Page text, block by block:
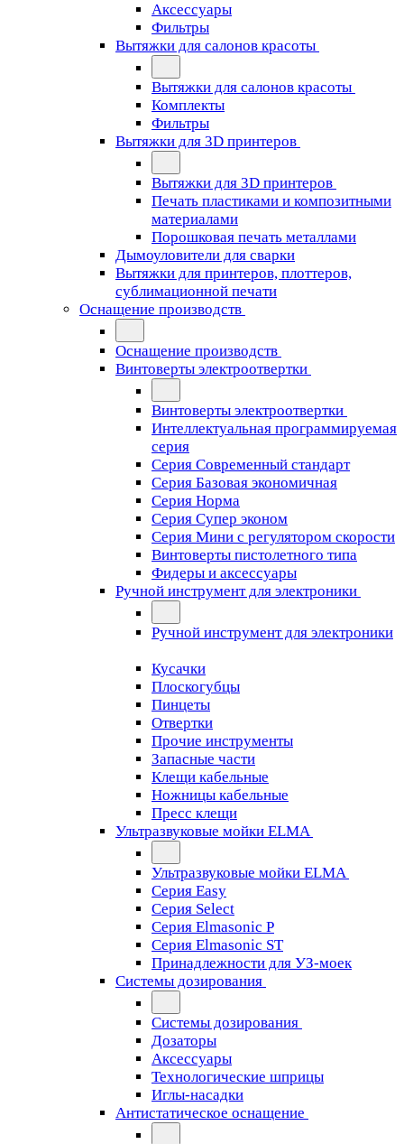
Аксессуары
Фильтры
Вытяжки для салонов красоты
Вытяжки для салонов красоты
Комплекты
Фильтры
Вытяжки для 3D принтеров
Вытяжки для 3D принтеров
Печать пластиками и композитными
материалами
Порошковая печать металлами
Дымоуловители для сварки
Вытяжки для принтеров, плоттеров,
сублимационной печати
Оснащение производств
Оснащение производств
Винтоверты электроотвертки
Винтоверты электроотвертки
Интеллектуальная программируемая
серия
Серия Современный стандарт
Серия Базовая экономичная
Серия Норма
Серия Cупер эконом
Серия Мини с регулятором скорости
Винтоверты пистолетного типа
Фидеры и аксессуары
Ручной инструмент для электроники
Ручной инструмент для электроники
Кусачки
Плоскогубцы
Пинцеты
Отвертки
Прочие инструменты
Запасные части
Клещи кабельные
Ножницы кабельные
Пресс клещи
Ультразвуковые мойки ELMA
Ультразвуковые мойки ELMA
Серия Easy
Серия Select
Серия Elmasonic P
Серия Elmasonic ST
Принадлежности для УЗ-моек
Системы дозирования
Системы дозирования
Дозаторы
Аксессуары
Технологические шприцы
Иглы-насадки
Антистатическое оснащение